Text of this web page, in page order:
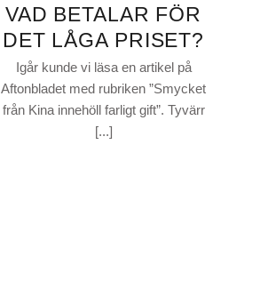
VAD BETALAR FÖR
DET LÅGA PRISET?
Igår kunde vi läsa en artikel på
Aftonbladet med rubriken ”Smycket
från Kina innehöll farligt gift”. Tyvärr
[...]